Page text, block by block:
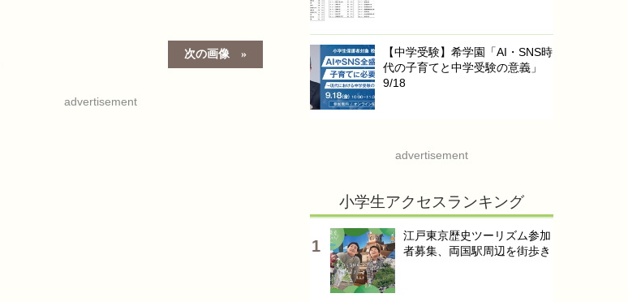
次の画像
advertisement
【中学受験】希学園「AI・SNS時
代の子育てと中学受験の意義」
9/18
advertisement
小学生アクセスランキング
江戸東京歴史ツーリズム参加
者募集、両国駅周辺を街歩き